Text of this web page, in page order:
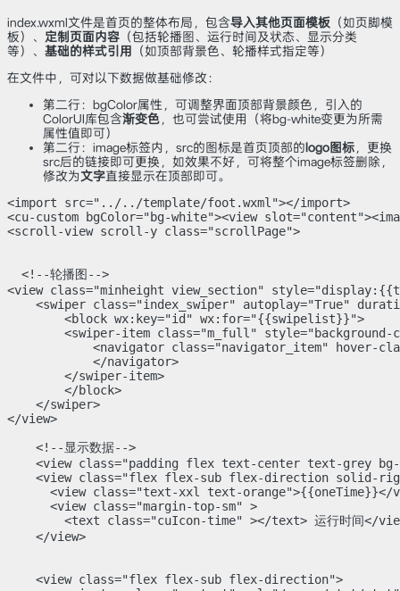
index.wxml文件是首页的整体布局，包含导入其他页面模板 （如页脚模
板）、 定制页面内容 （包括轮播图、运行时间及状态、显示分类
等）、 基础的样式引用
（如顶部背景色、轮播样式指定等）
在文件中，可对以下数据做基础修改：
第二行：bgColor属性，可调整界面顶部背景颜色，引入的
ColorUI库包含渐变色 ，也可尝试使用（将bg-white变更为所需
属性值即可）
第二行：image标签内，src的图标是首页顶部的logo图标 ，更换
src后的链接即可更换，如效果不好，可将整个image标签删除，
修改为文字直接显示在顶部即可。
<import src="../../template/foot.wxml"></import>
<cu-custom bgColor="bg-white"><view
<scroll-view scroll-y class="scrollPage">
  <!--轮播图-->
<view class="minheight view_section"
<swiper class="index_swiper" autoplay="True"
        <block wx:key="id" wx:for="{{swipelist}}">
<swiper-item class="m_full" style="background-
<navigator class="navigator_item" hover-
            </navigator>
        </swiper-item>
        </block>
    </swiper>
</view>
    <!--显示数据-->
<view class="padding flex text-center text-grey
<view class="flex flex-sub flex-direction solid-
<view class="text-xxl text-orange">{{oneTime}}</
      <view class="margin-top-sm" >
<text class="cuIcon-time" ></text> 运行时间</
    </view>
    <view class="flex flex-sub flex-direction">